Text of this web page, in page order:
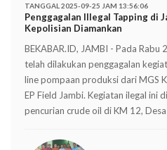
TANGGAL 2025-09-25 JAM 13:56:06
Penggagalan Illegal Tapping di
Kepolisian Diamankan
BEKABAR.ID, JAMBI - Pada
telah dilakukan penggagalan
line pompaan produksi dari MGS
EP Field Jambi. Kegiatan ilegal ini
pencurian crude oil di KM 12,